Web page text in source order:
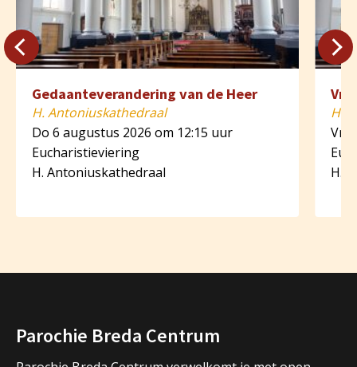
Gedaanteverandering van de Heer
H. Antoniuskathedraal
Do 6 augustus 2026 om 12:15 uur
Eucharistieviering
H. Antoniuskathedraal
H.
Vr
H.
Parochie Breda Centrum